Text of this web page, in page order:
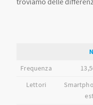
Frequenza
Lettori